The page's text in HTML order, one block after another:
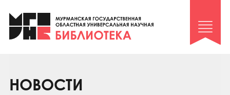
Клуб «Гиря и сельдерей»
Клуб «Семейный архив»
Коллегам
НОВОСТИ